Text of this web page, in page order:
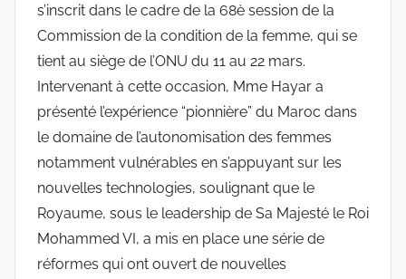
s’inscrit dans le cadre de la 68è session de la
Commission de la condition de la femme, qui se
tient au siège de l’ONU du 11 au 22 mars.
Intervenant à cette occasion, Mme Hayar a
présenté l’expérience “pionnière” du Maroc dans
le domaine de l’autonomisation des femmes
notamment vulnérables en s’appuyant sur les
nouvelles technologies, soulignant que le
Royaume, sous le leadership de Sa Majesté le Roi
Mohammed VI, a mis en place une série de
réformes qui ont ouvert de nouvelles